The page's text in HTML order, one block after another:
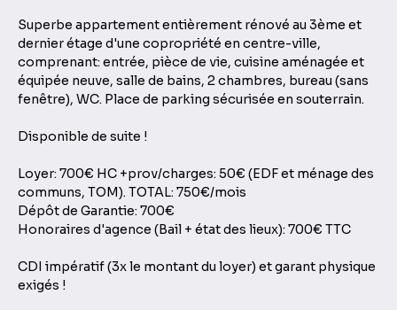
Superbe appartement entièrement rénové au 3ème et
dernier étage d'une copropriété en centre-ville,
comprenant: entrée, pièce de vie, cuisine aménagée et
équipée neuve, salle de bains, 2 chambres, bureau (sans
fenêtre), WC. Place de parking sécurisée en souterrain.
Disponible de suite !
Loyer: 700€ HC +prov/charges: 50€ (EDF et ménage des
communs, TOM). TOTAL: 750€/mois
Dépôt de Garantie: 700€
Honoraires d'agence (Bail + état des lieux): 700€ TTC
CDI impératif (3x le montant du loyer) et garant physique
exigés !